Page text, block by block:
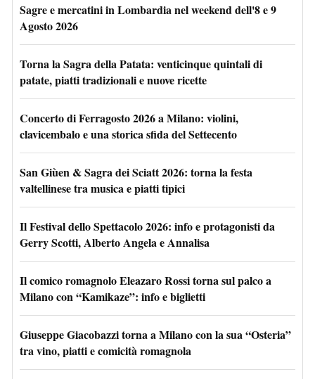
Sagre e mercatini in Lombardia nel weekend dell'8 e 9
Agosto 2026
Torna la Sagra della Patata: venticinque quintali di
patate, piatti tradizionali e nuove ricette
Concerto di Ferragosto 2026 a Milano: violini,
clavicembalo e una storica sfida del Settecento
San Giùen & Sagra dei Sciatt 2026: torna la festa
valtellinese tra musica e piatti tipici
Il Festival dello Spettacolo 2026: info e protagonisti da
Gerry Scotti, Alberto Angela e Annalisa
Il comico romagnolo Eleazaro Rossi torna sul palco a
Milano con “Kamikaze”: info e biglietti
Giuseppe Giacobazzi torna a Milano con la sua “Osteria”
tra vino, piatti e comicità romagnola